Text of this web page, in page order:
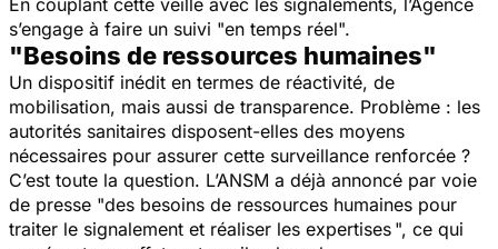
s’engage à faire un suivi "en temps réel".
"Besoins de ressources humaines"
Un dispositif inédit en termes de réactivité, de
mobilisation, mais aussi de transparence. Problème : les
autorités sanitaires disposent-elles des moyens
nécessaires pour assurer cette surveillance renforcée ?
C’est toute la question. L’ANSM a déjà annoncé par voie
de presse "des besoins de ressources humaines pour
traiter le signalement et réaliser les expertises ", ce qui